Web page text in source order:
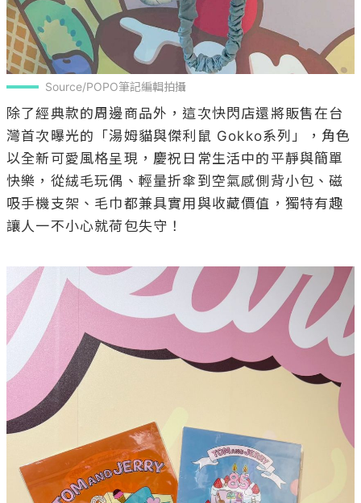
Source/POPO筆記編輯拍攝
除了經典款的周邊商品外，這次快閃店還將販售在台
灣首次曝光的「湯姆貓與傑利鼠 Gokko系列」，角色
以全新可愛風格呈現，慶祝日常生活中的平靜與簡單
快樂，從絨毛玩偶、輕量折傘到空氣感側背小包、磁
吸手機支架、毛巾都兼具實用與收藏價值，獨特有趣
讓人一不小心就荷包失守！